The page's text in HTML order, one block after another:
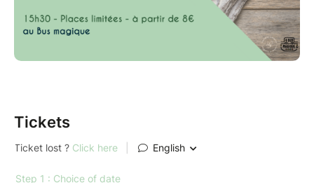
NB² : Si vous ne pouvez pas régler en ligne alors,
faites moi parvenir votre demande d'inscription par
Tickets